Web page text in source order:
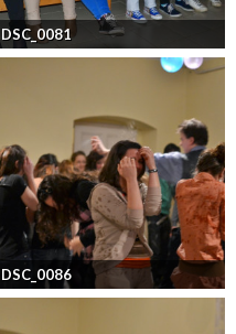
DSC_0081
DSC_0086